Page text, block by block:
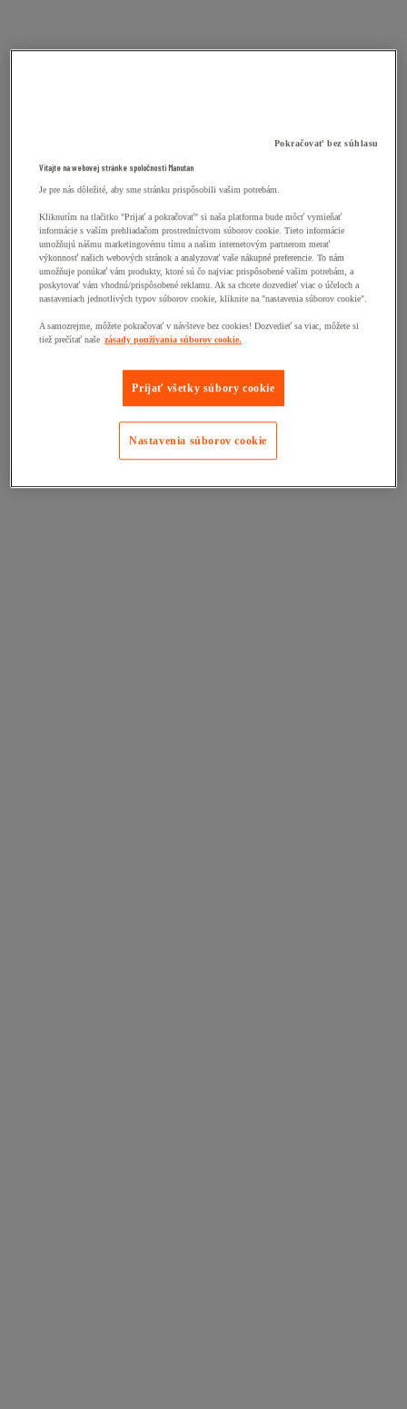
Pokračovať bez súhlasu
Vitajte na webovej stránke spoločnosti Manutan
Je pre nás dôležité, aby sme stránku prispôsobili vašim potrebám.
Kliknutím na tlačitko "Prijať a pokračovať" si naša platforma bude môcť vymieňať
informácie s vaším prehliadačom prostredníctvom súborov cookie. Tieto informácie
umožňujú nášmu marketingovému tímu a našim internetovým partnerom merať
výkonnosť našich webových stránok a analyzovať vaše nákupné preferencie. To nám
umožňuje ponúkať vám produkty, ktoré sú čo najviac prispôsobené vašim potrebám, a
poskytovať vám vhodnú/prispôsobené reklamu. Ak sa chcete dozvedieť viac o účeloch a
nastaveniach jednotlivých typov súborov cookie, kliknite na "nastavenia súborov cookie".
A samozrejme, môžete pokračovať v návšteve bez cookies! Dozvedieť sa viac, môžete si
tiež prečítať naše zásady používania súborov cookie.
Prijať všetky súbory cookie
Nastavenia súborov cookie